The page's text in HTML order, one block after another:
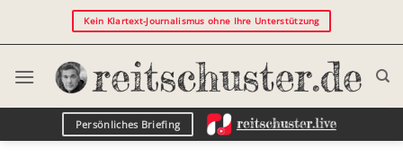
Kein Klartext-Journalismus ohne Ihre Unterstützung
Persönliches Briefing